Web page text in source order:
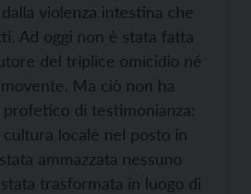
violenza intestina che
Ad oggi non è stata fatta
del triplice omicidio né
Ma ciò non ha
di testimonianza:
locale nel posto in
ammazzata nessuno
trasformata in luogo di